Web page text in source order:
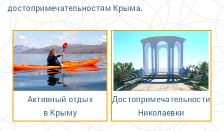
достопримечательностям Крыма.
Активный отдых
в Крыму
Достопримечательности
Николаевки